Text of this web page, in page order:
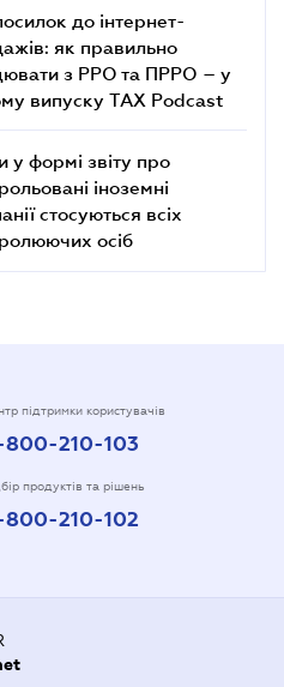
до інтернет-
як правильно
з РРО та ПРРО – у
випуску TAX Podcast
у формі звіту про
іноземні
стосуються всіх
осіб
підтримки користувачів
210-103
продуктів та рішень
210-102